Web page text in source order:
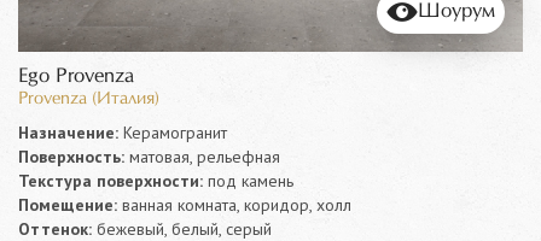
Шоурум
Ego Provenza
Provenza (Италия)
Назначение: Керамогранит
Поверхность: матовая, рельефная
Текстура поверхности: под камень
Помещение: ванная комната, коридор, холл
Оттенок: бежевый, белый, серый